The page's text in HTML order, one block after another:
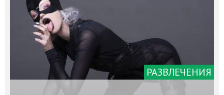
РАЗВЛЕЧЕНИЯ